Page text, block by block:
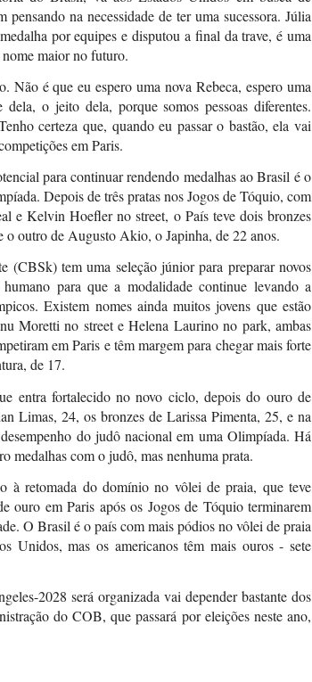
na necessidade de ter uma sucessora. Júlia
por equipes e disputou a final da trave, é uma
maior no futuro.
Não é que eu espero uma nova Rebeca, espero uma
dela, o jeito dela, porque somos pessoas diferentes.
certeza que, quando eu passar o bastão, ela vai
em Paris.
para continuar rendendo medalhas ao Brasil é o
Depois de três pratas nos Jogos de Tóquio, com
e Kelvin Hoefler no street, o País teve dois bronzes
o outro de Augusto Akio, o Japinha, de 22 anos.
(CBSk) tem uma seleção júnior para preparar novos
para que a modalidade continue levando a
Existem nomes ainda muitos jovens que estão
Moretti no street e Helena Laurino no park, ambas
em Paris e têm margem para chegar mais forte
de 17.
entra fortalecido no novo ciclo, depois do ouro de
Limas, 24, os bronzes de Larissa Pimenta, 25, e na
do judô nacional em uma Olimpíada. Há
medalhas com o judô, mas nenhuma prata.
à retomada do domínio no vôlei de praia, que teve
ouro em Paris após os Jogos de Tóquio terminarem
O Brasil é o país com mais pódios no vôlei de praia
Unidos, mas os americanos têm mais ouros - sete
2028 será organizada vai depender bastante dos
do COB, que passará por eleições neste ano,